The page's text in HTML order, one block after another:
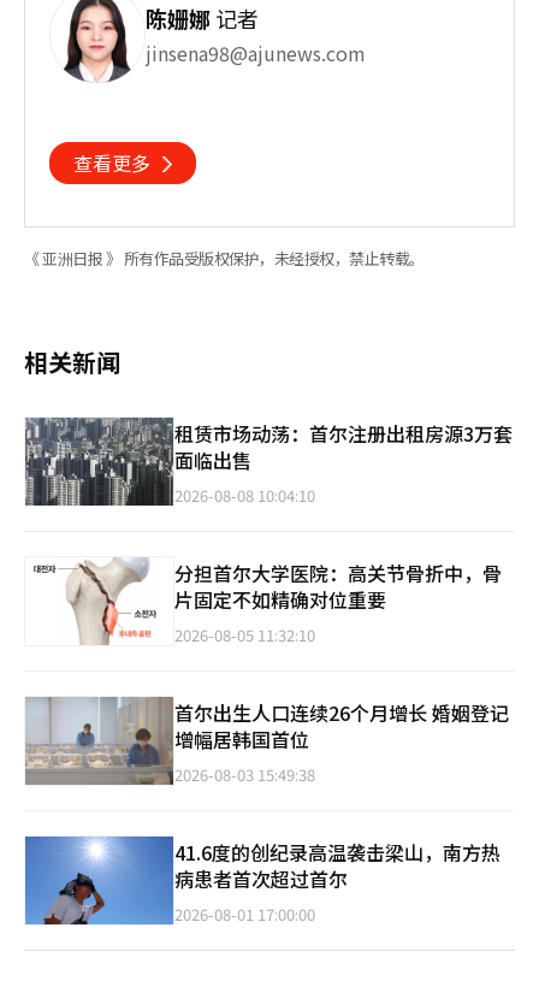
陈姗娜记者
jinsena98@ajunews.com
查看更多
《 亚洲日报 》 所有作品受版权保护，未经授权，禁止转载。
相关新闻
租赁市场动荡：首尔注册出租房源3万套
面临出售
2026-08-08 10:04:10
分担首尔大学医院：高关节骨折中，骨
片固定不如精确对位重要
2026-08-05 11:32:10
首尔出生人口连续26个月增长 婚姻登记
增幅居韩国首位
2026-08-03 15:49:38
41.6度的创纪录高温袭击梁山，南方热
病患者首次超过首尔
2026-08-01 17:00:00